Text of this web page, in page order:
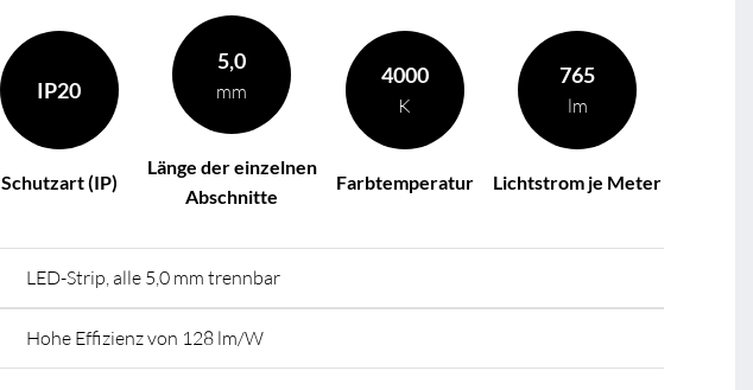
IP20
Schutzart (IP)
5,0
mm
Länge der einzelnen
Abschnitte
4000
K
Farbtemperatur
765
lm
Lichtstrom je Meter
LED-Strip, alle 5,0 mm trennbar
Hohe Effizienz von 128 lm/W